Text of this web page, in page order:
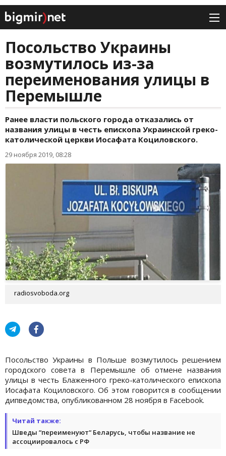
Посольство Украины
возмутилось из-за
переименования улицы в
Перемышле
Ранее власти польского города отказались от
названия улицы в честь епископа Украинской греко-
католической церкви Иосафата Коциловского.
29 ноября 2019, 08:28
radiosvoboda.org
Посольство Украины в Польше возмутилось решением
городского совета в Перемышле об отмене названия
улицы в честь Блаженного греко-католического епископа
Иосафата Коциловского. Об этом говорится в сообщении
дипведомства, опубликованном 28 ноября в Facebook.
Читай также:
Шведы “переименуют“ Беларусь, чтобы название не
ассоциировалось с РФ